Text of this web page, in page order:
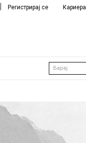
Кариера
Регистрирај се
Барај